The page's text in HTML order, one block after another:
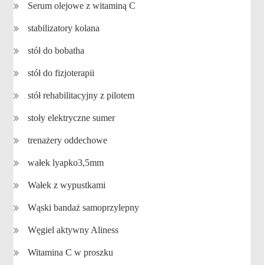
Serum olejowe z witaminą C
stabilizatory kolana
stół do bobatha
stół do fizjoterapii
stół rehabilitacyjny z pilotem
stoły elektryczne sumer
trenażery oddechowe
wałek lyapko3,5mm
Wałek z wypustkami
Wąski bandaż samoprzylepny
Węgiel aktywny Aliness
Witamina C w proszku